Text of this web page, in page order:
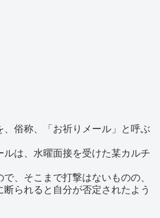
俗称、「お祈りメール」と呼ぶ
は、水曜面接を受けた某カルチ
、そこまで打撃はないものの、
られると自分が否定されたよう